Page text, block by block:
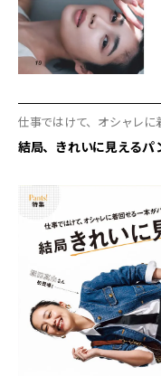
仕事ではけて、オシャレに
結局、きれいに見えるパ